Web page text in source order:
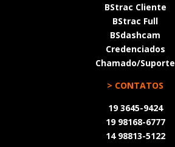
BStrac Cliente
BStrac Full
BSdashcam
Credenciados
Chamado/Suporte
> CONTATOS
19 3645-9424
19 98168-6777
14 98813-5122